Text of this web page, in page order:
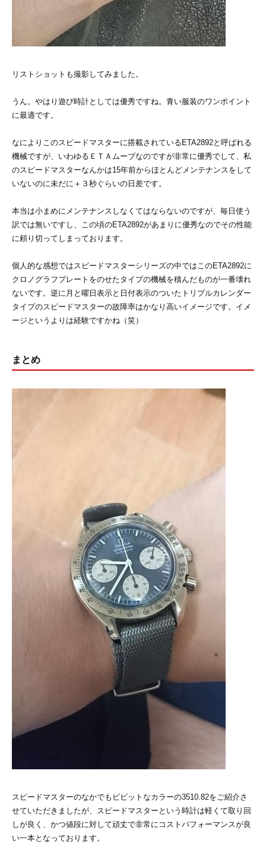
リストショットも撮影してみました。
うん。やはり遊び時計としては優秀ですね。青い服装のワンポイント
に最適です。
なによりこのスピードマスターに搭載されているETA2892と呼ばれる
機械ですが、いわゆるＥＴＡムーブなのですが非常に優秀でして、私
のスピードマスターなんかは15年前からほとんどメンテナンスをして
いないのに未だに＋３秒ぐらいの日差です。
本当は小まめにメンテナンスしなくてはならないのですが、毎日使う
訳では無いですし、この頃のETA2892があまりに優秀なのでその性能
に頼り切ってしまっております。
個人的な感想ではスピードマスターシリーズの中ではこのETA2892に
クロノグラフプレートをのせたタイプの機械を積んだものが一番壊れ
ないです。逆に月と曜日表示と日付表示のついたトリプルカレンダー
タイプのスピードマスターの故障率はかなり高いイメージです。イメ
ージというよりは経験ですかね（笑）
まとめ
スピードマスターのなかでもビビットなカラーの3510.82をご紹介さ
せていただきましたが、スピードマスターという時計は軽くて取り回
しが良く、かつ値段に対して頑丈で非常にコストパフォーマンスが良
い一本となっております。